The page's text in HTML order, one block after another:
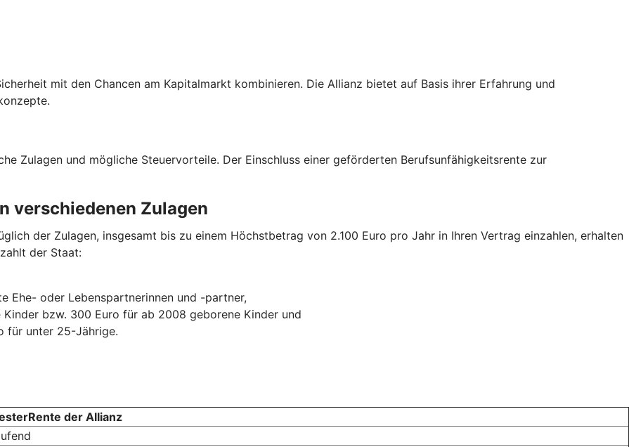
mit den Chancen am Kapitalmarkt kombinieren. Die Allianz bietet auf Basis ihrer Erfahrung und
Zulagen und mögliche Steuervorteile. Der Einschluss einer geförderten Berufsunfähigkeitsrente zur
verschiedenen Zulagen
der Zulagen, insgesamt bis zu einem Höchstbetrag von 2.100 Euro pro Jahr in Ihren Vertrag einzahlen, erhalten
der Staat:
Ehe- oder Lebenspartnerinnen und -partner,
bzw. 300 Euro für ab 2008 geborene Kinder und
für unter 25-Jährige.
der Allianz